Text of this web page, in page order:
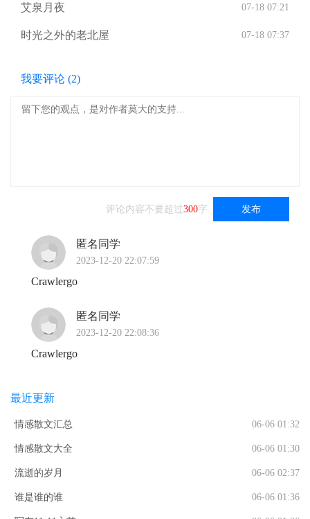
艾泉月夜 07-18 07:21
时光之外的老北屋 07-18 07:37
我要评论 (2)
发布
评论内容不要超过300字
匿名同学
2023-12-20 22:07:59
Crawlergo
匿名同学
2023-12-20 22:08:36
Crawlergo
最近更新
情感散文汇总 06-06 01:32
情感散文大全 06-06 01:30
流逝的岁月 06-06 02:37
谁是谁的谁 06-06 01:36